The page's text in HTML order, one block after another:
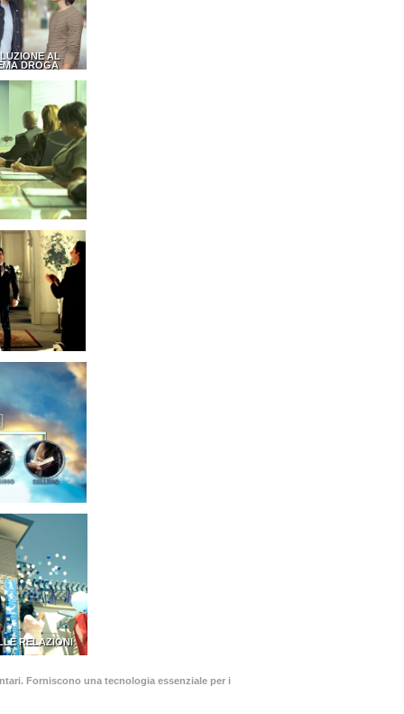
AL
DROGA
RELAZIONI
Forniscono una tecnologia essenziale per i